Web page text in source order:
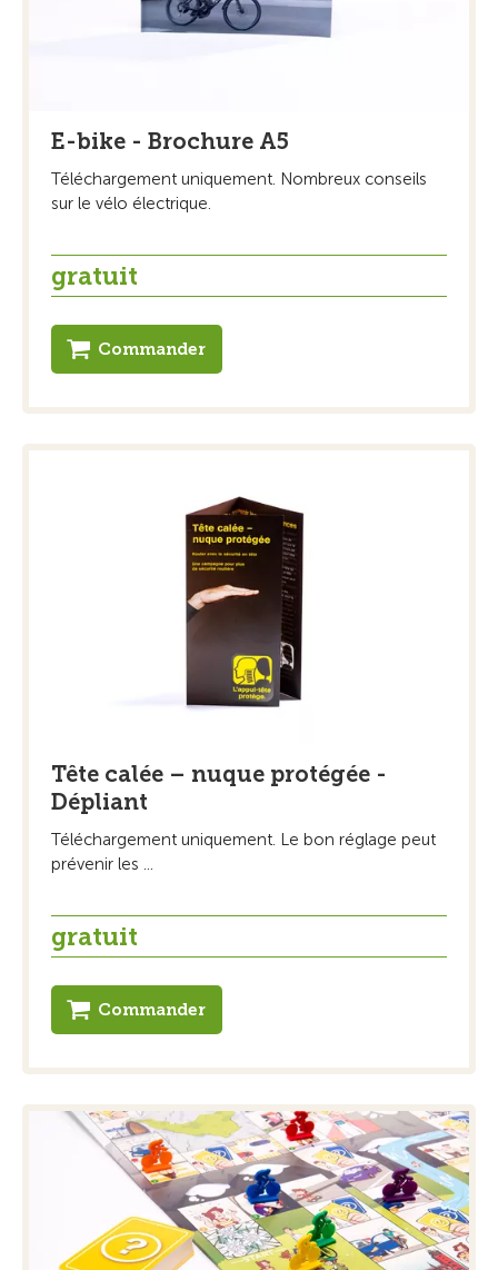
E-bike - Brochure A5
Téléchargement uniquement. Nombreux conseils
sur le vélo électrique.
gratuit
Commander
Tête calée – nuque protégée -
Dépliant
Téléchargement uniquement. Le bon réglage peut
prévenir les ...
gratuit
Commander